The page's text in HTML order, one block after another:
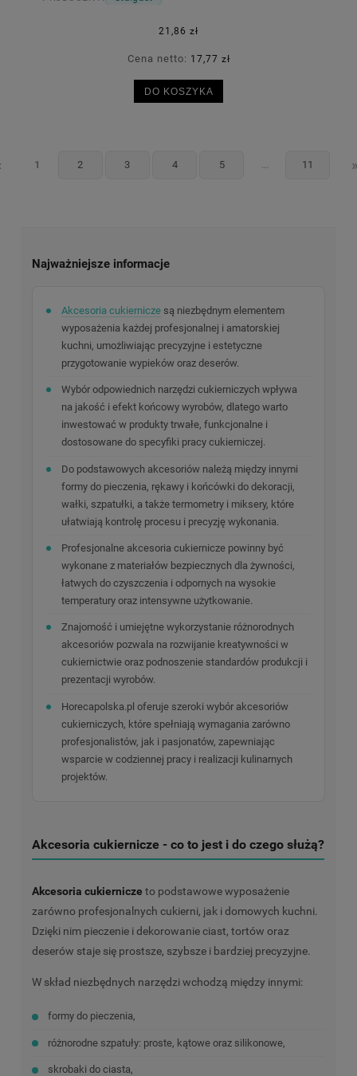
21,86 zł
Cena netto: 17,77 zł
DO KOSZYKA
1 2 3 4 5 11
Najważniejsze informacje
Akcesoria cukiernicze są niezbędnym elementem
wyposażenia każdej profesjonalnej i amatorskiej
kuchni, umożliwiając precyzyjne i estetyczne
przygotowanie wypieków oraz deserów.
Wybór odpowiednich narzędzi cukierniczych wpływa
na jakość i efekt końcowy wyrobów, dlatego warto
inwestować w produkty trwałe, funkcjonalne i
dostosowane do specyfiki pracy cukierniczej.
Do podstawowych akcesoriów należą między innymi
formy do pieczenia, rękawy i końcówki do dekoracji,
wałki, szpatułki, a także termometry i miksery, które
ułatwiają kontrolę procesu i precyzję wykonania.
Profesjonalne akcesoria cukiernicze powinny być
wykonane z materiałów bezpiecznych dla żywności,
łatwych do czyszczenia i odpornych na wysokie
temperatury oraz intensywne użytkowanie.
Znajomość i umiejętne wykorzystanie różnorodnych
akcesoriów pozwala na rozwijanie kreatywności w
cukiernictwie oraz podnoszenie standardów produkcji i
prezentacji wyrobów.
Horecapolska.pl oferuje szeroki wybór akcesoriów
cukierniczych, które spełniają wymagania zarówno
profesjonalistów, jak i pasjonatów, zapewniając
wsparcie w codziennej pracy i realizacji kulinarnych
projektów.
Akcesoria cukiernicze - co to jest i do czego służą?
Akcesoria cukiernicze to podstawowe wyposażenie
zarówno profesjonalnych cukierni, jak i domowych kuchni.
Dzięki nim pieczenie i dekorowanie ciast, tortów oraz
deserów staje się prostsze, szybsze i bardziej precyzyjne.
W skład niezbędnych narzędzi wchodzą między innymi:
formy do pieczenia,
różnorodne szpatuły: proste, kątowe oraz silikonowe,
skrobaki do ciasta,